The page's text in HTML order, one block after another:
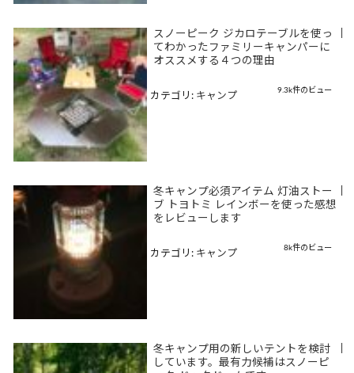
スノーピーク ジカロテーブルを使っ
てわかったファミリーキャンパーに
オススメする４つの理由
9.3k件のビュー
カテゴリ: キャンプ
冬キャンプ必須アイテム 灯油ストー
ブ トヨトミ レインボーを使った感想
をレビューします
8k件のビュー
カテゴリ: キャンプ
冬キャンプ用の新しいテントを検討
しています。最有力候補はスノーピ